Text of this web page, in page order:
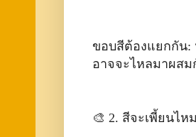
ขอบสีต้องแยกกัน:
อาจจะไหลมาผสม
🎨 2. สีจะเพี้ยนไห